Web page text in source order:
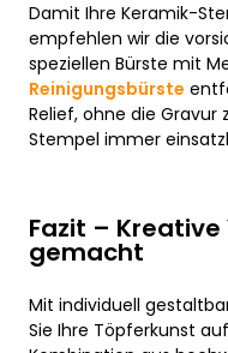
Damit Ihre Keramik-
empfehlen wir die
speziellen Bürste mit
Reinigungsbürste
Relief, ohne die Gravur
Stempel immer
Fazit –
gemacht
Mit individuell
Sie Ihre Töpferkunst